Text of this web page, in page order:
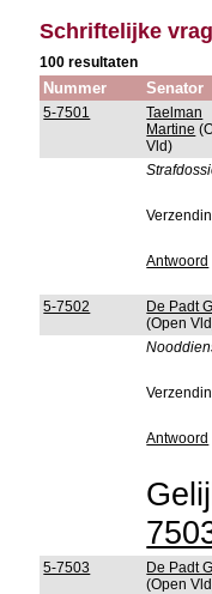
Schriftelijke
100 resultaten
Nummer Senator
5-7501
Taelman
Martine
Vld)
Antwoord
5-7502
De Padt
(Open
Antwoord
5-7503
De Padt
(Open